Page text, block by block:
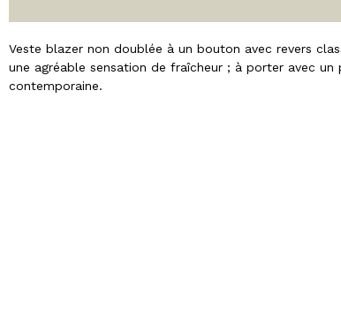
Veste blazer non doublée à un bouton avec revers
une agréable sensation de fraîcheur ; à porter avec
contemporaine.